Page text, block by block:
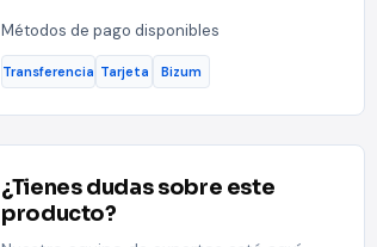
Métodos de pago disponibles
Transferencia Tarjeta Bizum
¿Tienes dudas sobre este
producto?